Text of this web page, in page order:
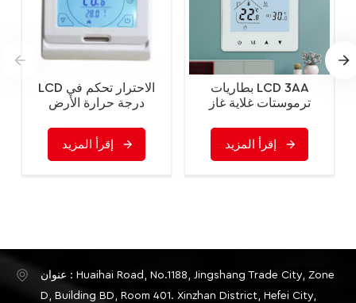
LCD الاحترار تحكم في
درجة حرارة الأرض
ترموستات شاشة تعمل
باللمس
إقرأ المزيد
بطاريات LCD 3AA
ترموستات غلاية غاز
إقرأ المزيد
عنوان : Huaihai Road, No.1188, Jingshang Trade City, Zone
D, Building BD, Room 401. Xinzhan District, Hefei City,